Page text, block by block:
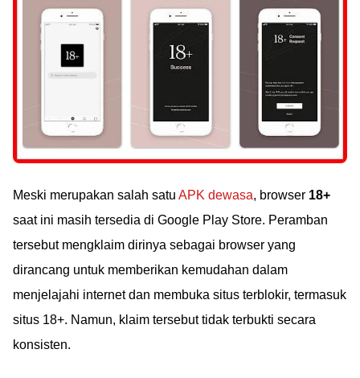
Meski merupakan salah satu APK dewasa, browser 18+
saat ini masih tersedia di Google Play Store. Peramban
tersebut mengklaim dirinya sebagai browser yang
dirancang untuk memberikan kemudahan dalam
menjelajahi internet dan membuka situs terblokir, termasuk
situs 18+. Namun, klaim tersebut tidak terbukti secara
konsisten.